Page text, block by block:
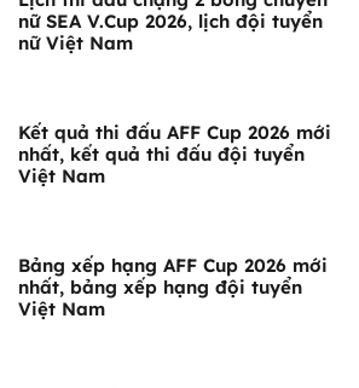
nữ SEA V.Cup 2026, lịch đội tuyển
nữ Việt Nam
Kết quả thi đấu AFF Cup 2026 mới
nhất, kết quả thi đấu đội tuyển
Việt Nam
Bảng xếp hạng AFF Cup 2026 mới
nhất, bảng xếp hạng đội tuyển
Việt Nam